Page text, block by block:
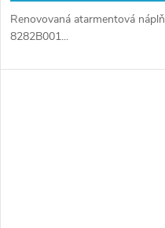
Renovovaná atarmentová náplň
8282B001...